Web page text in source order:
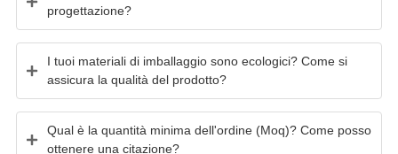
progettazione?
I tuoi materiali di imballaggio sono ecologici? Come si
assicura la qualità del prodotto?
Qual è la quantità minima dell'ordine (Moq)? Come posso
ottenere una citazione?